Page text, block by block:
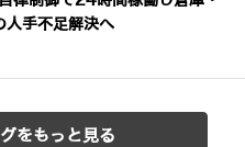
人手不足解決へ
をもっと見る